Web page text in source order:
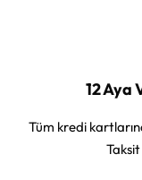
12 Aya
Tüm kredi